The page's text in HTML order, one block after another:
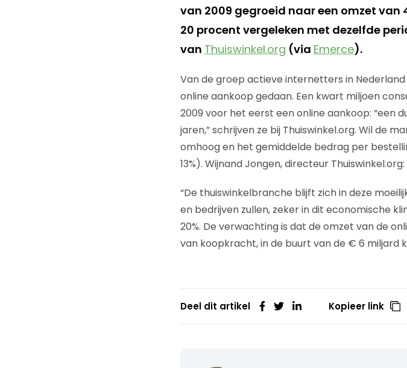
van 2009 gegroeid naar een omzet van
20 procent vergeleken met dezelfde
van Thuiswinkel.org (via Emerce).
Van de groep actieve internetters in
online aankoop gedaan. Een kwart miljoen
2009 voor het eerst een online aankoop: “een
jaren,” schrijven ze bij Thuiswinkel.org. Wil de
omhoog en het gemiddelde bedrag per
13%). Wijnand Jongen, directeur Thuiswinkel.org:
“De thuiswinkelbranche blijft zich in deze
en bedrijven zullen, zeker in dit economische
20%. De verwachting is dat de omzet van de
van koopkracht, in de buurt van de € 6 miljard
Deel dit artikel Kopieer link